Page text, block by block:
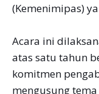
(Kemenimipas)
Acara ini
atas satu tahun
komitmen
mengusung